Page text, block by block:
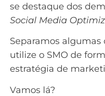
se destaque dos
Social Media
Separamos algumas
utilize o SMO de
estratégia de
Vamos lá?